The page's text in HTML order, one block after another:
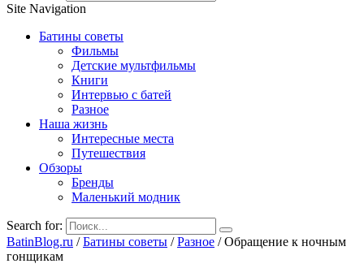
Site Navigation
Батины советы
Фильмы
Детские мультфильмы
Книги
Интервью с батей
Разное
Наша жизнь
Интересные места
Путешествия
Обзоры
Бренды
Маленький модник
Search for:
BatinBlog.ru /Батины советы /Разное /Обращение к ночным
гонщикам